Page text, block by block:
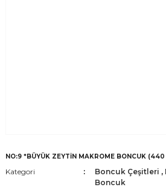
NO:9 *BÜYÜK ZEYTİN MAKROME BONCUK (440
Kategori Boncuk Çeşitleri ,
Boncuk